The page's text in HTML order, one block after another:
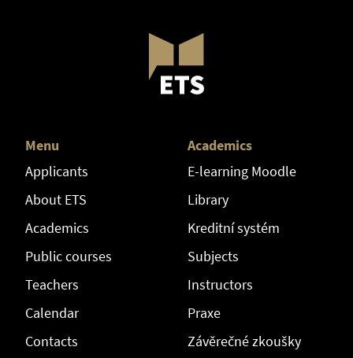
Menu
Applicants
About ETS
Academics
Public courses
Teachers
Calendar
Contacts
Academics
E-learning Moodle
Library
Kreditní systém
Subjects
Instructors
Praxe
Závěrečné zkoušky